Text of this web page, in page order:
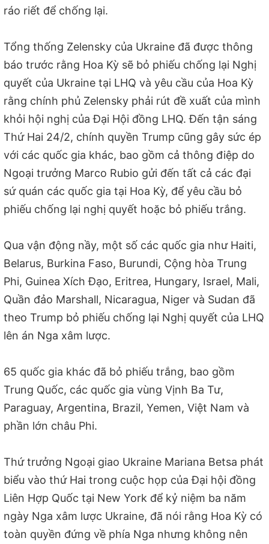
ráo riết để chống lại.
Tổng thống Zelensky của Ukraine đã được thông
báo trước rằng Hoa Kỳ sẽ bỏ phiếu chống lại Nghị
quyết của Ukraine tại LHQ và yêu cầu của Hoa Kỳ
rằng chính phủ Zelensky phải rút đề xuất của mình
khỏi hội nghị của Đại Hội đồng LHQ. Đến tận sáng
Thứ Hai 24/2, chính quyền Trump cũng gây sức ép
với các quốc gia khác, bao gồm cả thông điệp do
Ngoại trưởng Marco Rubio gửi đến tất cả các đại
sứ quán các quốc gia tại Hoa Kỳ, để yêu cầu bỏ
phiếu chống lại nghị quyết hoặc bỏ phiếu trắng.
Qua vận động nầy, một số các quốc gia như Haiti,
Belarus, Burkina Faso, Burundi, Cộng hòa Trung
Phi, Guinea Xích Đạo, Eritrea, Hungary, Israel, Mali,
Quần đảo Marshall, Nicaragua, Niger và Sudan đã
theo Trump bỏ phiếu chống lại Nghị quyết của LHQ
lên án Nga xâm lược.
65 quốc gia khác đã bỏ phiếu trắng, bao gồm
Trung Quốc, các quốc gia vùng Vịnh Ba Tư,
Paraguay, Argentina, Brazil, Yemen, Việt Nam và
phần lớn châu Phi.
Thứ trưởng Ngoại giao Ukraine Mariana Betsa phát
biểu vào thứ Hai trong cuộc họp của Đại hội đồng
Liên Hợp Quốc tại New York để kỷ niệm ba năm
ngày Nga xâm lược Ukraine, đã nói rằng Hoa Kỳ có
toàn quyền đứng về phía Nga nhưng không nên